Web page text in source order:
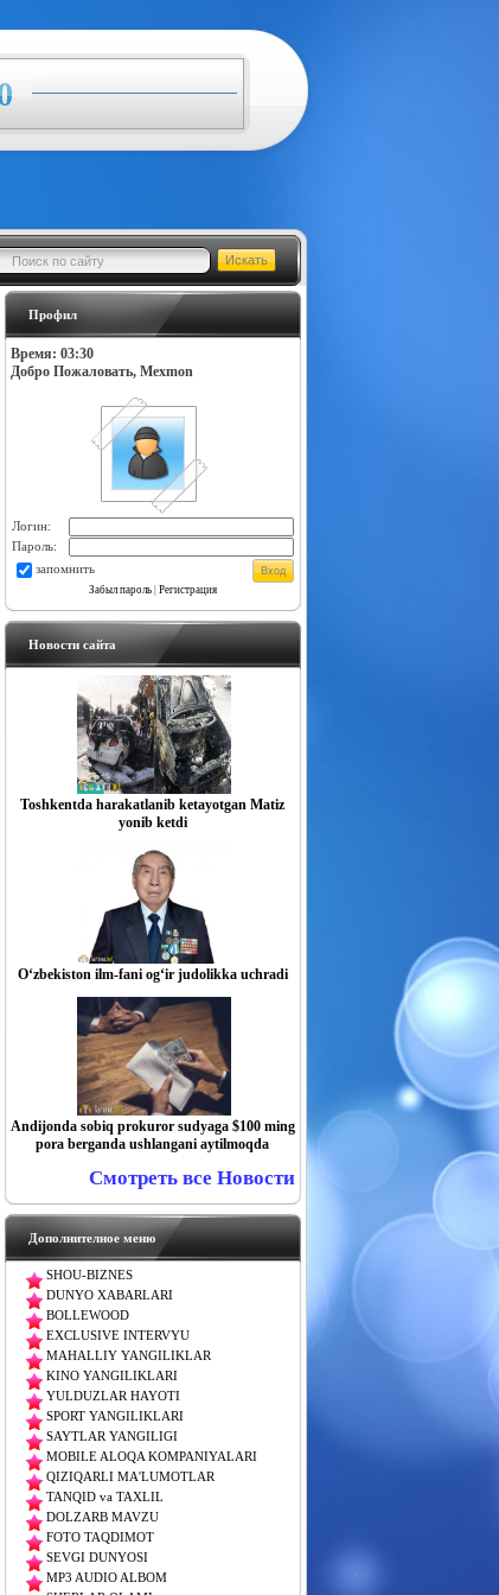
Профил
Время: 03:30
Добро Пожаловать, Mexmon
Логин:
Пароль:
запомнить
Забыл пароль| Регистрация
Новости сайта
Toshkentda harakatlanib ketayotgan Matiz
yonib ketdi
O‘zbekiston ilm-fani og‘ir judolikka uchradi
Andijonda sobiq prokuror sudyaga $100 ming
pora berganda ushlangani aytilmoqda
Смотреть все Новости
Дополнителное меню
SHOU-BIZNES
DUNYO XABARLARI
BOLLEWOOD
EXCLUSIVE INTERVYU
MAHALLIY YANGILIKLAR
KINO YANGILIKLARI
YULDUZLAR HAYOTI
SPORT YANGILIKLARI
SAYTLAR YANGILIGI
MOBILE ALOQA KOMPANIYALARI
QIZIQARLI MA'LUMOTLAR
TANQID va TAXLIL
DOLZARB MAVZU
FOTO TAQDIMOT
SEVGI DUNYOSI
MP3 AUDIO ALBOM